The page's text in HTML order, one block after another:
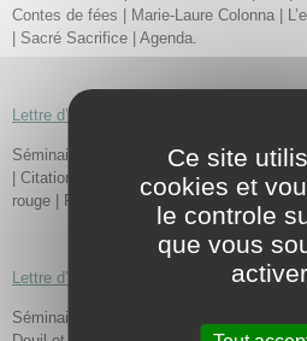
Contes de fées | Marie-Laure Colonna |
| Sacré Sacrifice | Agenda.
Lettre d’information Mars 2025
Séminaire | Mandala quinaire |
| Citations | Entretien avec Lucas
rouge | Puissance de l’ombre | Jung et
Lettre d’information février 2025
Séminaire | Colloque | L’ombre et le mal |
Ce site
cookies et
le controle
que vous
activer